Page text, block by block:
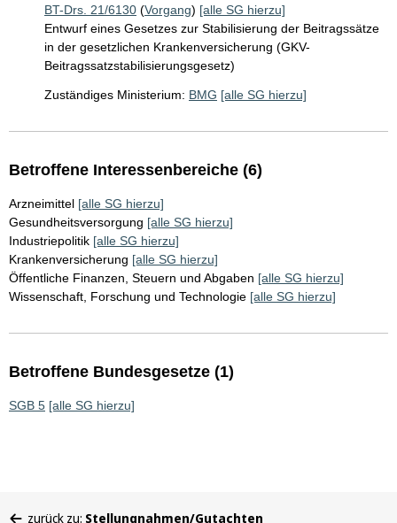
BT-Drs. 21/6130 (Vorgang) [alle SG hierzu]
Entwurf eines Gesetzes zur Stabilisierung der Beitragssätze
in der gesetzlichen Krankenversicherung (GKV-
Beitragssatzstabilisierungsgesetz)
Zuständiges Ministerium: BMG [alle SG hierzu]
Betroffene Interessenbereiche (6)
Arzneimittel [alle SG hierzu]
Gesundheitsversorgung [alle SG hierzu]
Industriepolitik [alle SG hierzu]
Krankenversicherung [alle SG hierzu]
Öffentliche Finanzen, Steuern und Abgaben [alle SG hierzu]
Wissenschaft, Forschung und Technologie [alle SG hierzu]
Betroffene Bundesgesetze (1)
SGB 5 [alle SG hierzu]
zurück zu: Stellungnahmen/Gutachten